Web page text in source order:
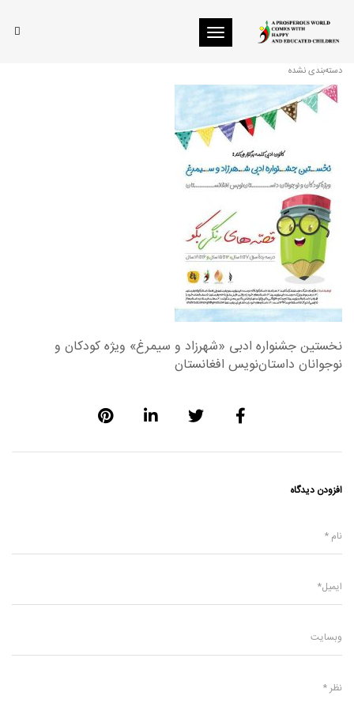
Toggle navigation
نخستین جشنواره ادبی؛ شهرزاد و سیمرغ
دسته‌بندی نشده
نخستین جشنواره ادبی «شهرزاد و سیمرغ» ویژه کودکان و
نوجوانان داستان‌نویس افغانستان
افزودن دیدگاه